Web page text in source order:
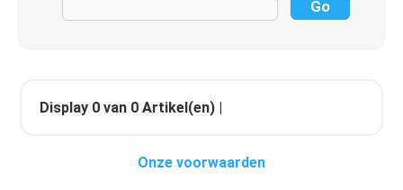
Display 0 van 0 Artikel(en) |
Onze voorwaarden